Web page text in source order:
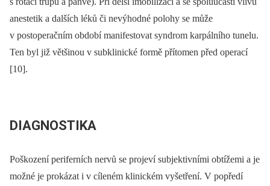
anestetik a dalších léků či nevýhodné polohy se může
v postoperačním období manifestovat syndrom karpálního tunelu.
Ten byl již většinou v subklinické formě přítomen před operací
[10].
DIAGNOSTIKA
Poškození periferních nervů se projeví subjektivními obtížemi a je
možné je prokázat i v cíleném klinickém vyšetření. V popředí